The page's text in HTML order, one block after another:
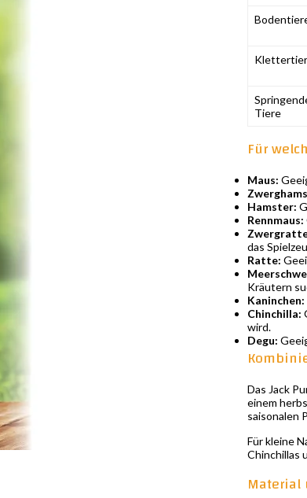
Tiere
Für
Maus:
Hamster:
Rennmaus:
das
Ratte:
Kräutern
Kaninchen:
Chinchilla:
wird.
Degu:
Das Jack
einem
saisonalen
Für kleine
Chinchillas